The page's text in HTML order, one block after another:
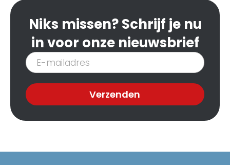
Niks missen? Schrijf je nu
in voor onze nieuwsbrief
Inschrijven
nieuwsbrief
Verzenden